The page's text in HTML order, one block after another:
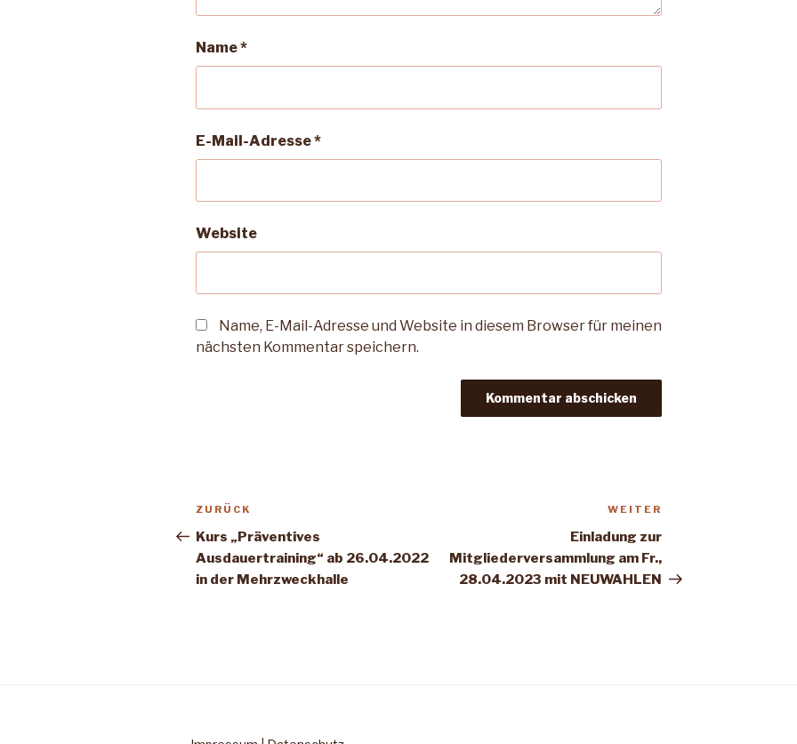
Name*
E-Mail-Adresse*
Website
Name, E-Mail-Adresse und Website in diesem Browser für meinen
nächsten Kommentar speichern.
Beitragsnavigation
Vorheriger
Beitrag
ZURÜCK
Kurs „Präventives
Ausdauertraining“ ab 26.04.2022
in der Mehrzweckhalle
Beitrag
WEITER
Einladung zur
Mitgliederversammlung am Fr.,
28.04.2023 mit NEUWAHLEN